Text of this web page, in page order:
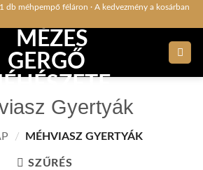
db méhpempő féláron · A kedvezmény a kosárban
Gyertyák
/ MÉHVIASZ GYERTYÁK
SZŰRÉS